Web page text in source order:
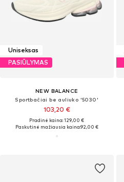
Uniseksas
PASIŪLYMAS
NEW BALANCE
Sportbačiai be auliuko '5030'
103,20 €
Pradinė kaina: 129,00 €
Paskutinė mažiausia kaina:92,00 €